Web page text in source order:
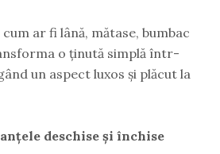
ar fi lână, mătase, bumbac
o ținută simplă într-
un aspect luxos și plăcut la
deschise și închise